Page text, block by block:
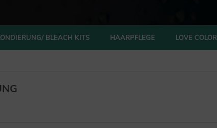
BLEACH KITS HAARPFLEGE LOVE COLOR